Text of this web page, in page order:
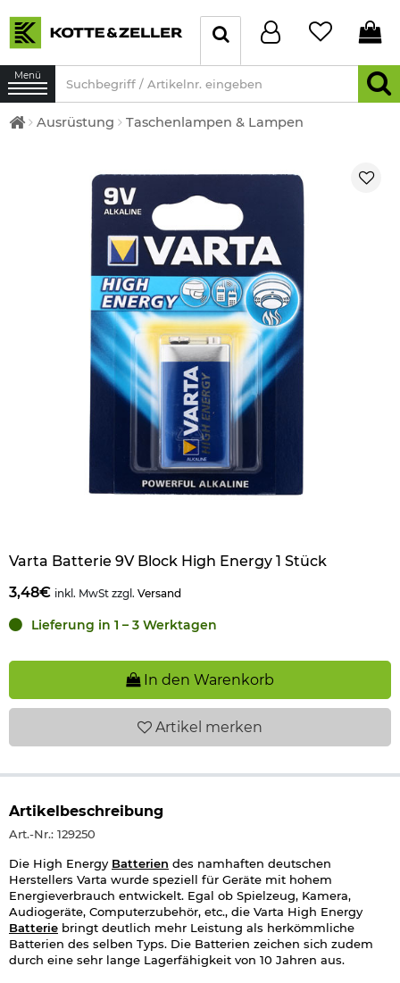
Menü
Ausrüstung Taschenlampen & Lampen
Varta Batterie 9V Block High Energy 1 Stück
3,48€ inkl. MwSt zzgl. Versand
Lieferung in 1 – 3 Werktagen
In den Warenkorb
Artikel merken
Artikelbeschreibung
Art.-Nr.: 129250
Die High Energy Batterien des namhaften deutschen
Herstellers Varta wurde speziell für Geräte mit hohem
Energieverbrauch entwickelt. Egal ob Spielzeug, Kamera,
Audiogeräte, Computerzubehör, etc., die Varta High Energy
Batterie bringt deutlich mehr Leistung als herkömmliche
Batterien des selben Typs. Die Batterien zeichen sich zudem
durch eine sehr lange Lagerfähigkeit von 10 Jahren aus.